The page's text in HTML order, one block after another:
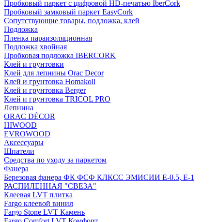
Пробковый паркет с цифровой HD-печатью IberCork
Пробковый замковый паркет EasyCork
Сопутствующие товары, подложка, клей
Подложка
Пленка параизоляционная
Подложка хвойная
Пробковая подложка IBERCORK
Клей и грунтовки
Клей для лепнины Orac Decor
Клей и грунтовка Homakoll
Клей и грунтовка Berger
Клей и грунтовка TRICOL PRO
Лепнина
ORAC DÉCOR
HIWOOD
EVROWOOD
Аксессуары
Шпатели
Средства по уходу за паркетом
Фанера
Березовая фанера ФК ФСФ КЛКСС ЭМИСИИ Е-0.5, Е-1
РАСПИЛЕННАЯ "СВЕЗА"
Клеевая LVT плитка
Fargo клеевой винил
Fargo Stone LVT Камень